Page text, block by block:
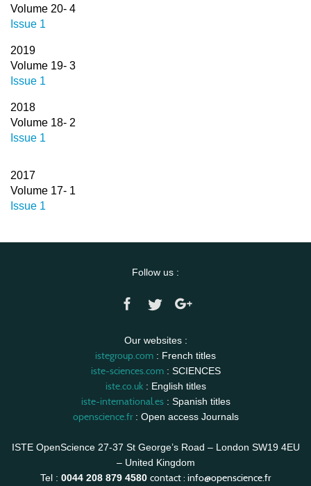
Volume 20- 4
Issue 1
2019
Volume 19- 3
Issue 1
2018
Volume 18- 2
Issue 1
2017
Volume 17- 1
Issue 1
Follow us :
Our websites :
istegroup.com : French titles
iste-sciences.com: SCIENCES
iste.co.uk: English titles
iste-international.es: Spanish titles
openscience.fr: Open access Journals
ISTE OpenScience 27-37 St George’s Road – London SW19 4EU
– United Kingdom
Tel : 0044 208 879 4580 contact : info@openscience.fr